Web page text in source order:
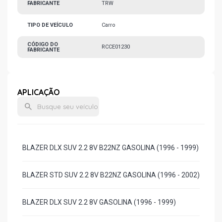
FABRICANTE TRW
TIPO DE VEÍCULO Carro
CÓDIGO DO
FABRICANTE
RCCE01230
APLICAÇÃO
BLAZER DLX SUV 2.2 8V B22NZ GASOLINA (1996 - 1999)
BLAZER STD SUV 2.2 8V B22NZ GASOLINA (1996 - 2002)
BLAZER DLX SUV 2.2 8V GASOLINA (1996 - 1999)